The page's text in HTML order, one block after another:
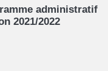
administratif
2021/2022